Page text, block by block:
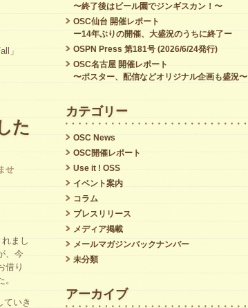
」
た
せ
れまし
、今
借り
ていき
〜終了後はビール園でジンギスカン！〜
OSC仙台 開催レポート
ー14年ぶりの開催、大盛況のうちに終了ー
OSPN Press 第181号 (2026/6/24発行)
OSC名古屋 開催レポート
〜ポスター、配信などオリジナル企画も盛況〜
カテゴリー
OSC News
OSC開催レポート
Use it ! OSS
イベント案内
コラム
プレスリリース
メディア掲載
メールマガジンバックナンバー
未分類
アーカイブ